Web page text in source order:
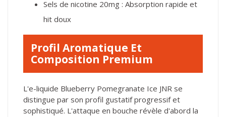
Sels de nicotine 20mg : Absorption rapide et
hit doux
Profil Aromatique Et
Composition Premium
L'e-liquide Blueberry Pomegranate Ice JNR se
distingue par son profil gustatif progressif et
sophistiqué. L'attaque en bouche révèle d'abord la